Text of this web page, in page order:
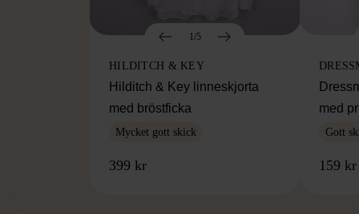
1/5
HILDITCH & KEY
Hilditch & Key linneskjorta
med bröstficka
Mycket gott skick
399 kr
med
Gott
159 kr